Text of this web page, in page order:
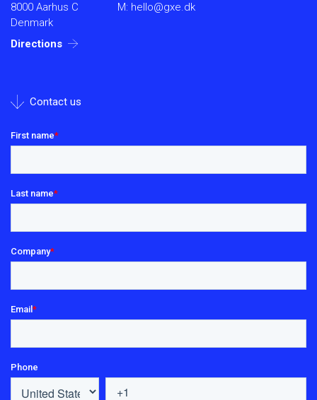
8000 Aarhus C
Denmark
Directions
M: hello@gxe.dk
Contact us